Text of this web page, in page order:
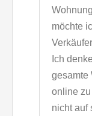
möchte
Ich
gesamte
online
nicht auf